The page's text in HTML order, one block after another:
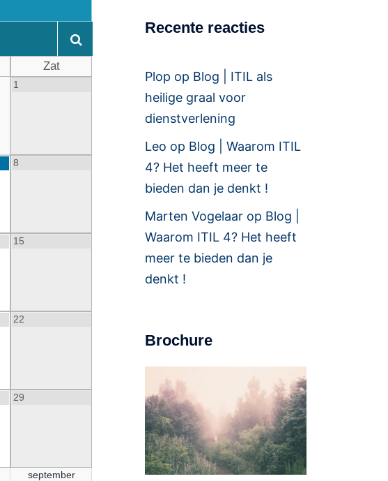
Zat
1
8
15
22
29
september
Recente reacties
Plop op Blog | ITIL als
heilige graal voor
dienstverlening
Leo op Blog | Waarom ITIL
4? Het heeft meer te
bieden dan je denkt !
Marten Vogelaarop Blog |
Waarom ITIL 4? Het heeft
meer te bieden dan je
denkt !
Brochure